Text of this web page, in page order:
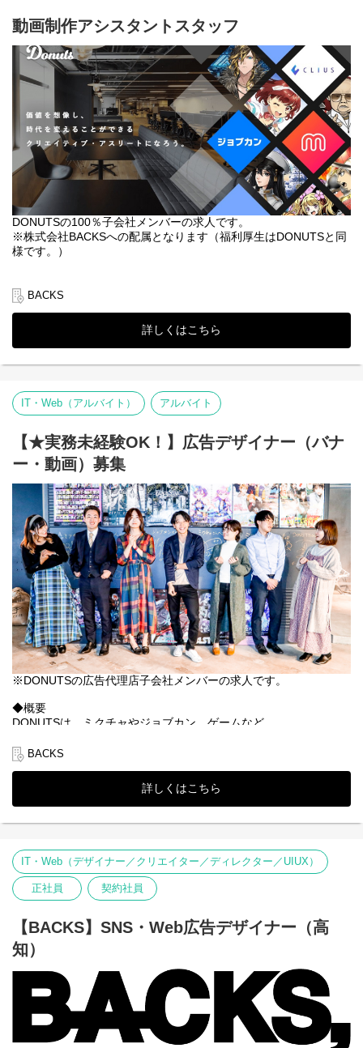
・広告運用知識
ーム、医療）で多方面にサービスを展開し、様々なジャンルのヒ
ットサービスを生み出し続けているIT企業です。
■仕事内容
・DONUTS グループ内外の動画制作業務
┗DONUTSゲーム事業部のリリックMV、イベント系映像やミクチ
ャ事業部の映像案件、遊戯系の外部案件など
・TVCM、MV、イベント映像、企業 Youtube番組等の動画編集
・イベント、番組ロゴデザイン、サムネイル作成
＜使用ツール＞
After Effects、Premiere Pro、Photoshop、Illustrator 等
■仕事のやりがい
単なる"動画オペレーター"としてではなく、企画～演出～デザイン
から関わることができ、作品や案件に自分のアイディアを取り入
テクニカルスタッフが社内に常駐しており、連携してプロジェク
トを進めています。
そのため、興味のあることに手を挙げればいつでもチャレンジで
きる環境が揃っています！
担当していただく案件においても『TV 番組』『企業系 YouTube
番組』『イベント映像』等、多岐に渡っており数多くのジャンル
ことも可能な環境です。
①書類選考 ※履歴書（顔写真付）、職務経歴書、現年収・希望
年収必須
↓
↓
③二次面接（役員・部長クラス）＋適性検査・リファレンスチェ
ック ※原則、対面形式
↓
④内定・オファー面談
※選考状況によっては面接が増える可能性もあります。
動画制作アシスタントスタッフ
DONUTSの100％子会社メンバーの求人です。
※株式会社BACKSへの配属となります（福利厚生はDONUTSと同
様です。）
ミクチャやジョブカン、ゲームなどtoC、toBの領域を問わずプロ
ダクトを幅広く展開している当社のWeb動画エディターのサポー
トスタッフを募集中です。
◆仕事内容
・DONUTSのWeb広告の動画制作
後々は、クライアント企業の広告バナー制作もご担当いただきま
す！
＜使用ツール＞
After Effects、Photoshop、Illustrator、Premiere Pro等
◆選考フロー
①書類選考 ※履歴書（顔写真付）、希望シフトの提出必須
※職務経歴書（お持ちの方のみ提出）
↓
②面接（現場リーダークラス） ※原則、対面形式
↓
③内定
※選考状況によっては面接が増える可能性もあります。
BACKS
詳しくはこちら
IT・Web（アルバイト） アルバイト
【★実務未経験OK！】広告デザイナー（バナ
ー・動画）募集
※DONUTSの広告代理店子会社メンバーの求人です。
◆概要
DONUTSは、ミクチャやジョブカン、ゲームなど
アプローチするお客様も様々です。
プロモーションを強化する為の広告代理店（ハウスエージェンシ
ー）です。
◆仕事内容
・ライブ配信 駅ナカサイネージ広告動画、イベント広告クリエ
イティブ
・就活エージェント 広告バナー
・ゲーム 広告動画
・自社HP更新作業
・後々は、クライアント企業の広告バナー制作もご担当いただき
ます！
誰もが知る芸能人やインフルエンサー等を起用したデザインも多
BACKS
詳しくはこちら
IT・Web（デザイナー／クリエイター／ディレクター／UIUX）
正社員 契約社員
【BACKS】SNS・Web広告デザイナー（高
知）